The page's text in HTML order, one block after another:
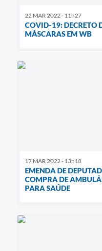
22 MAR 2022 - 11h27
COVID-19: DECRETO
MÁSCARAS EM WB
17 MAR 2022 - 13h18
EMENDA DE
COMPRA DE
PARA SAÚDE